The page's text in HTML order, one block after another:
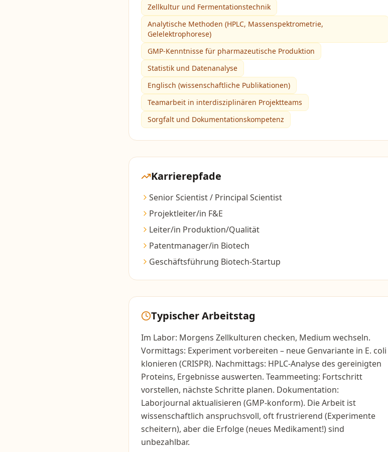
Zellkultur und Fermentationstechnik
Analytische Methoden (HPLC, Massenspektrometrie,
Gelelektrophorese)
GMP-Kenntnisse für pharmazeutische Produktion
Statistik und Datenanalyse
Englisch (wissenschaftliche Publikationen)
Teamarbeit in interdisziplinären Projektteams
Sorgfalt und Dokumentationskompetenz
Karrierepfade
Senior Scientist / Principal Scientist
Projektleiter/in F&E
Leiter/in Produktion/Qualität
Patentmanager/in Biotech
Geschäftsführung Biotech-Startup
Typischer Arbeitstag
Im Labor: Morgens Zellkulturen checken, Medium wechseln.
Vormittags: Experiment vorbereiten – neue Genvariante in E. coli
klonieren (CRISPR). Nachmittags: HPLC-Analyse des gereinigten
Proteins, Ergebnisse auswerten. Teammeeting: Fortschritt
vorstellen, nächste Schritte planen. Dokumentation:
Laborjournal aktualisieren (GMP-konform). Die Arbeit ist
wissenschaftlich anspruchsvoll, oft frustrierend (Experimente
scheitern), aber die Erfolge (neues Medikament!) sind
unbezahlbar.